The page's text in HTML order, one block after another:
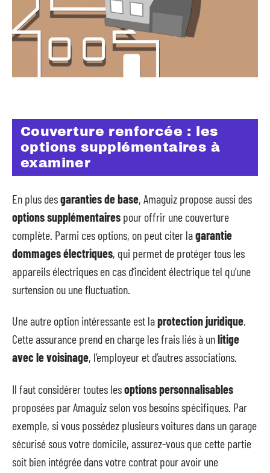
Couverture renforcée : les
options supplémentaires à
examiner
En plus desgaranties de base, Amaguiz propose aussi des
options supplémentaires pour offrir une couverture
complète. Parmi ces options, on peut citer lagarantie
dommages électriques, qui permet de protéger tous les
appareils électriques en cas d’incident électrique tel qu’une
surtension ou une fluctuation.
Une autre option intéressante est laprotection juridique.
Cette assurance prend en charge les frais liés à unlitige
avec le voisinage, l’employeur et d’autres associations.
Il faut considérer toutes lesoptions personnalisables
proposées par Amaguiz selon vos besoins spécifiques. Par
exemple, si vous possédez plusieurs voitures dans un garage
sécurisé sous votre domicile, assurez-vous que cette partie
soit bien intégrée dans votre contrat pour avoir une